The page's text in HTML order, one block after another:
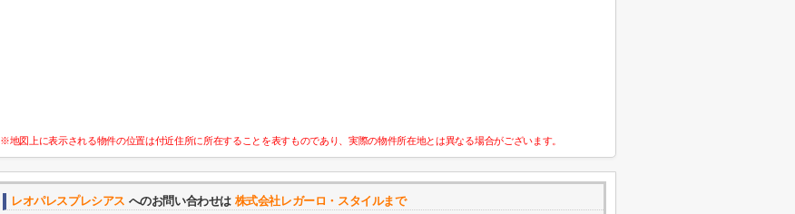
※地図上に表示される物件の位置は付近住所に所在することを表すものであり、実際の物件所在地とは異なる場合がございます。
レオパレスプレシアス へのお問い合わせは 株式会社レガーロ・スタイルまで